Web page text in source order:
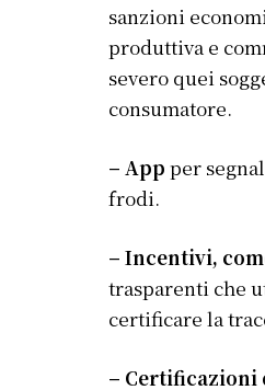
sanzioni
produttiva e
severo quei
consumatore.
– Appper
frodi.
– Incentivi,
trasparenti che
certificare la
–